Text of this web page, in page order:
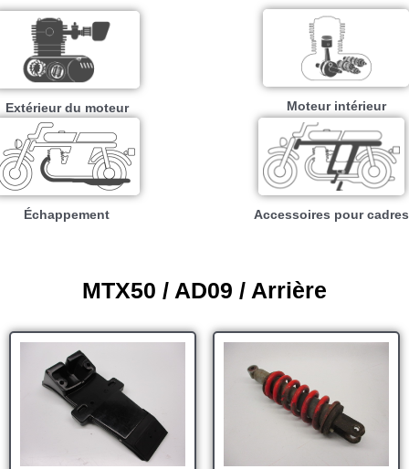
Extérieur du moteur Moteur intérieur​
Échappement Accessoires pour cadres
MTX50 / AD09 / Arrière